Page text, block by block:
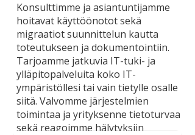
Konsulttimme ja asiantuntijamme
hoitavat käyttöönotot sekä
migraatiot suunnittelun kautta
toteutukseen ja dokumentointiin.
Tarjoamme jatkuvia IT-tuki- ja
ylläpitopalveluita koko IT-
ympäristöllesi tai vain tietylle osalle
siitä. Valvomme järjestelmien
toimintaa ja yrityksenne tietoturvaa
sekä reagoimme hälytyksiin